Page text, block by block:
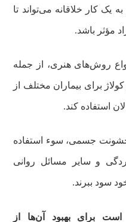
یک کار خلاقانه می‌تواند تا
مؤثر باشد.
روش‌های هنری، از جمله
برای بیماران مختلف از
استفاده کند.
جسمی، سوء استفاده
و سایر مسائل روانی
سود ببرند.
برای بهبود آن‌ها از